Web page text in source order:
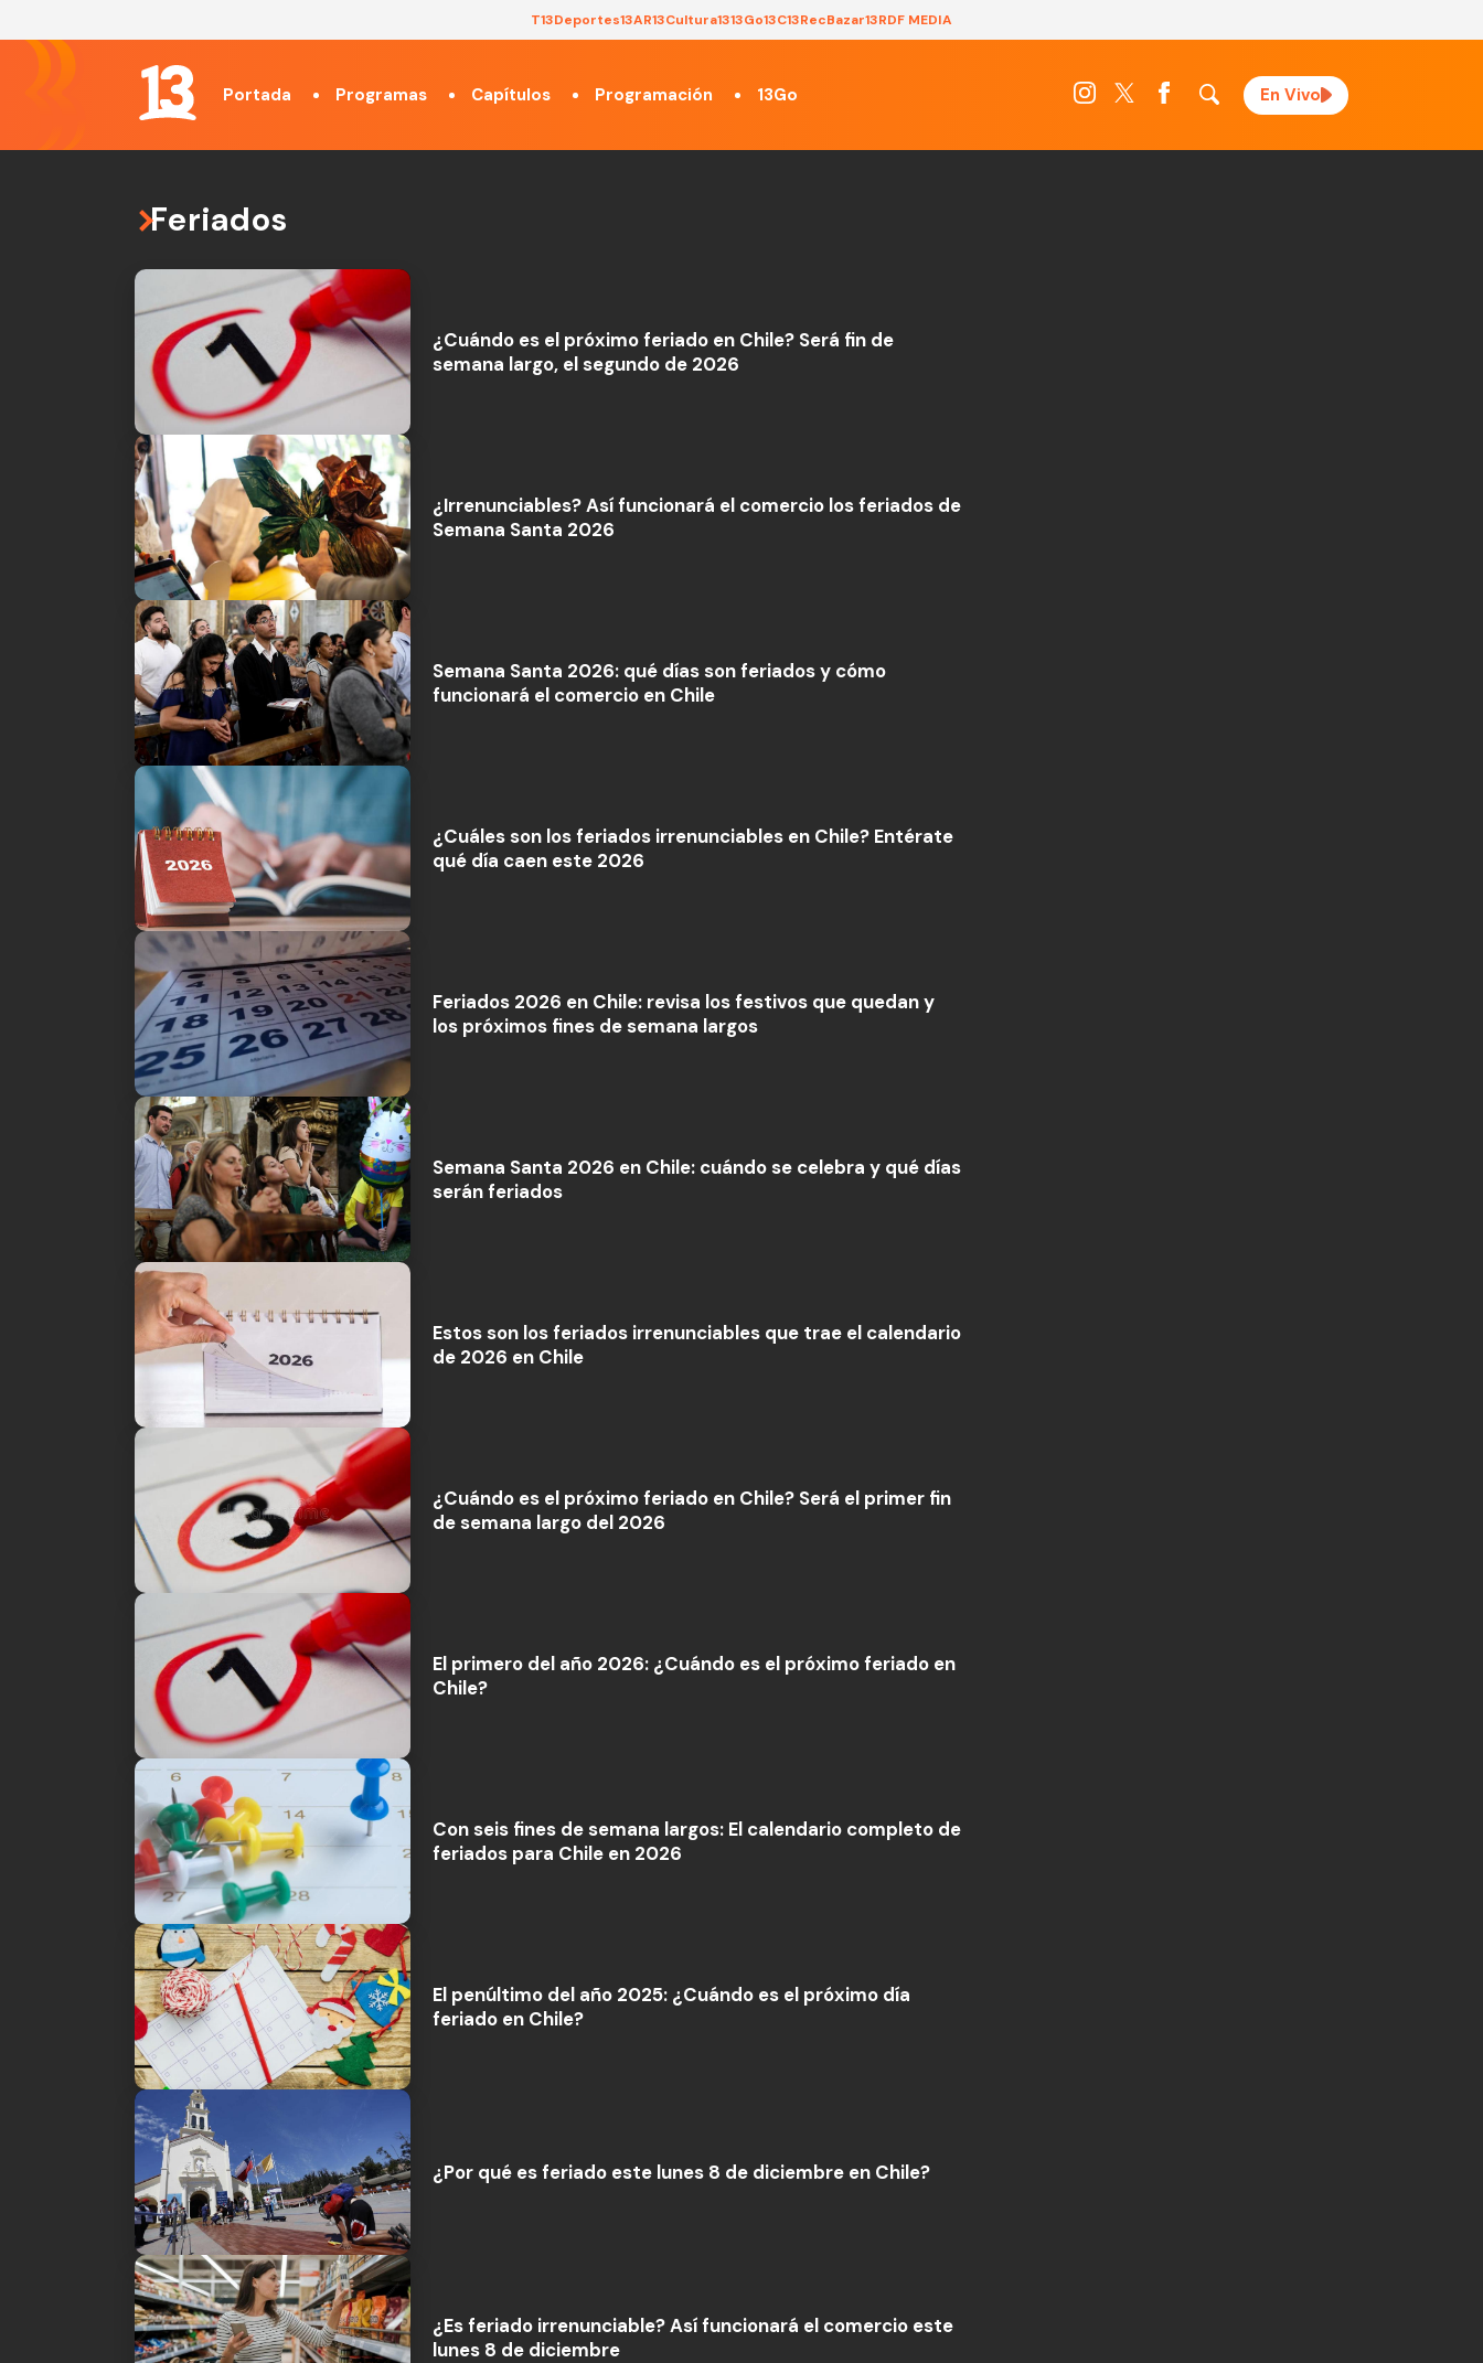
T13Deportes13AR13Cultura1313Go13C13RecBazar13RDF MEDIA
Portada Programas Capítulos Programación 13Go En Vivo
Feriados
¿Cuándo es el próximo feriado en Chile? Será fin de
semana largo, el segundo de 2026
¿Irrenunciables? Así funcionará el comercio los feriados de
Semana Santa 2026
Semana Santa 2026: qué días son feriados y cómo
funcionará el comercio en Chile
¿Cuáles son los feriados irrenunciables en Chile? Entérate
qué día caen este 2026
Feriados 2026 en Chile: revisa los festivos que quedan y
los próximos fines de semana largos
Semana Santa 2026 en Chile: cuándo se celebra y qué días
serán feriados
Estos son los feriados irrenunciables que trae el calendario
de 2026 en Chile
¿Cuándo es el próximo feriado en Chile? Será el primer fin
de semana largo del 2026
El primero del año 2026: ¿Cuándo es el próximo feriado en
Chile?
Con seis fines de semana largos: El calendario completo de
feriados para Chile en 2026
El penúltimo del año 2025: ¿Cuándo es el próximo día
feriado en Chile?
¿Por qué es feriado este lunes 8 de diciembre en Chile?
¿Es feriado irrenunciable? Así funcionará el comercio este
lunes 8 de diciembre